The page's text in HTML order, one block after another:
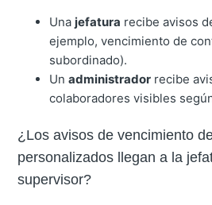
Una jefatura recibe avisos
ejemplo, vencimiento de
subordinado).
Unadministrador recibe
colaboradores visibles
¿Los avisos de vencimiento
personalizados llegan a la
supervisor?